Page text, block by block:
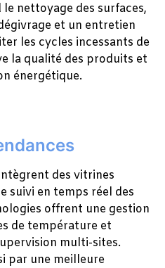
nettoyage des surfaces,
et un entretien
les cycles incessants de
la qualité des produits et
énergétique.
des vitrines
suivi en temps réel des
offrent une gestion
de température et
multi-sites.
par une meilleure